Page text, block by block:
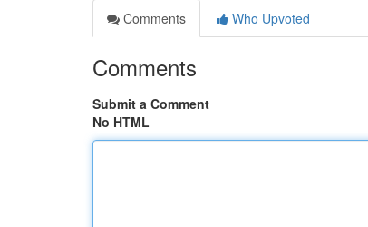
Comments
Who Upvoted
Comments
Submit a Comment
No HTML